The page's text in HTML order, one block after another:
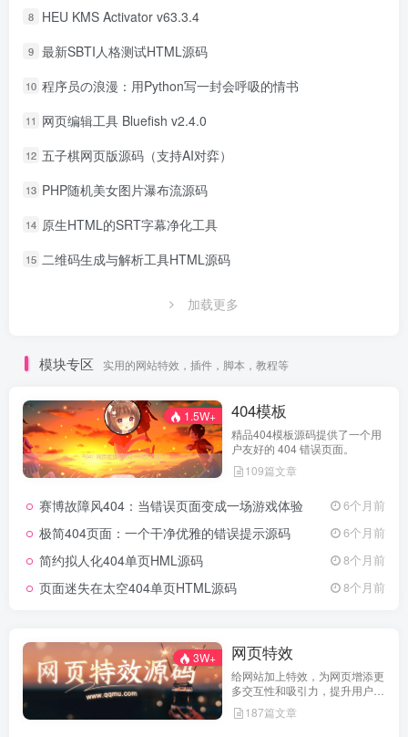
8 HEU KMS Activator v63.3.4
9 最新SBTI人格测试HTML源码
10 程序员の浪漫：用Python写一封会呼吸的情书
11 网页编辑工具 Bluefish v2.4.0
12 五子棋网页版源码（支持AI对弈）
13 PHP随机美女图片瀑布流源码
14 原生HTML的SRT字幕净化工具
15 二维码生成与解析工具HTML源码
加载更多
模块专区 实用的网站特效，插件，脚本，教程等
1.5W+ 404模板
精品404模板源码提供了一个用
户友好的 404 错误页面。
109篇文章
赛博故障风404：当错误页面变成一场游戏体验 6个月前
极简404页面：一个干净优雅的错误提示源码 6个月前
简约拟人化404单页HML源码 8个月前
页面迷失在太空404单页HTML源码 8个月前
3W+ 网页特效
给网站加上特效，为网页增添更
多交互性和吸引力，提升用户体
验 187篇文章